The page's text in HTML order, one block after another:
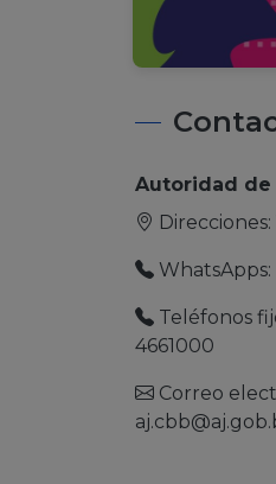
Autoridad de
Direcciones:
WhatsApps:
Teléfonos
4661000
Correo